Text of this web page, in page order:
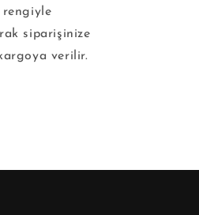
siparişinize
verilir.